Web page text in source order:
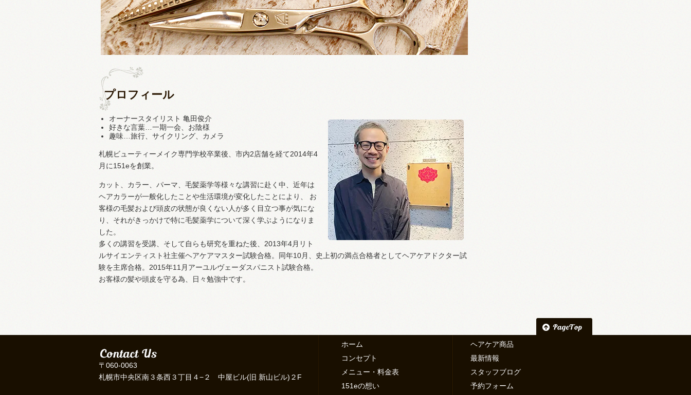
プロフィール
オーナースタイリスト 亀田俊介
好きな言葉…一期一会、お陰様
趣味…旅行、サイクリング、カメラ
札幌ビューティーメイク専門学校卒業後、市内2店舗を経て2014年4
月に151eを創業。
カット、カラー、パーマ、毛髪薬学等様々な講習に赴く中、近年は
ヘアカラーが一般化したことや生活環境が変化したことにより、 お
客様の毛髪および頭皮の状態が良くない人が多く目立つ事が気にな
り、それがきっかけで特に毛髪薬学について深く学ぶようになりま
した。
多くの講習を受講、そして自らも研究を重ねた後、2013年4月リト
ルサイエンティスト社主催ヘアケアマスター試験合格。同年10月、史上初の満点合格者としてヘアケアドクター試
験を主席合格。2015年11月アーユルヴェーダスパニスト試験合格。
お客様の髪や頭皮を守る為、日々勉強中です。
〒060-0063
札幌市中央区南３条西３丁目４−２ 中屋ビル(旧 新山ビル)２F
ホーム
コンセプト
メニュー・料金表
151eの想い
ヘアケア商品
最新情報
スタッフブログ
予約フォーム